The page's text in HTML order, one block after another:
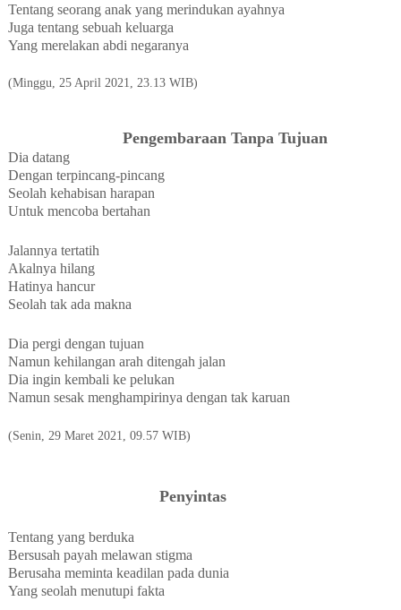
Tentang seorang anak yang merindukan ayahnya
Juga tentang sebuah keluarga
Yang merelakan abdi negaranya
(Minggu, 25 April 2021, 23.13 WIB)
Pengembaraan Tanpa Tujuan
Dia datang
Dengan terpincang-pincang
Seolah kehabisan harapan
Untuk mencoba bertahan
Jalannya tertatih
Akalnya hilang
Hatinya hancur
Seolah tak ada makna
Dia pergi dengan tujuan
Namun kehilangan arah ditengah jalan
Dia ingin kembali ke pelukan
Namun sesak menghampirinya dengan tak karuan
(Senin, 29 Maret 2021, 09.57 WIB)
Penyintas
Tentang yang berduka
Bersusah payah melawan stigma
Berusaha meminta keadilan pada dunia
Yang seolah menutupi fakta